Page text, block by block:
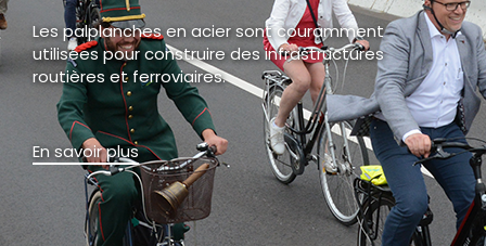
Les palplanches en acier sont couramment
utilisées pour construire des infrastructures
routières et ferroviaires.
En savoir plus